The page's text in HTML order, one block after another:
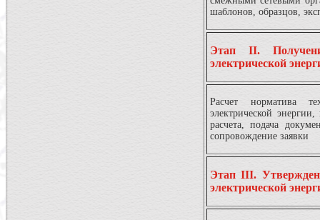
шаблонов, образцов,
Этап II.
электрической
Расчет норматива
электрической
расчета, подача
сопровождение заявки
Этап III.
электрической